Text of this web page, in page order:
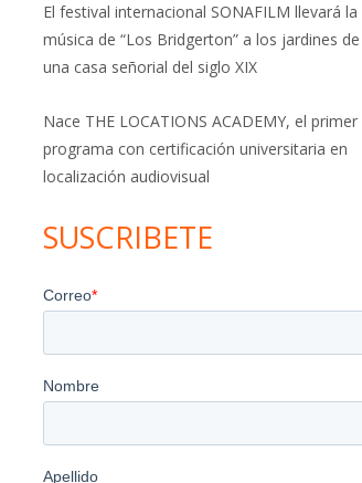
El festival internacional SONAFILM llevará la
música de “Los Bridgerton” a los jardines de
una casa señorial del siglo XIX
Nace THE LOCATIONS ACADEMY, el primer
programa con certificación universitaria en
localización audiovisual
SUSCRIBETE